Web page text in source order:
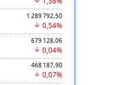
1 289 792,50
0,54%
679 128,06
0,04%
468 187,90
0,07%